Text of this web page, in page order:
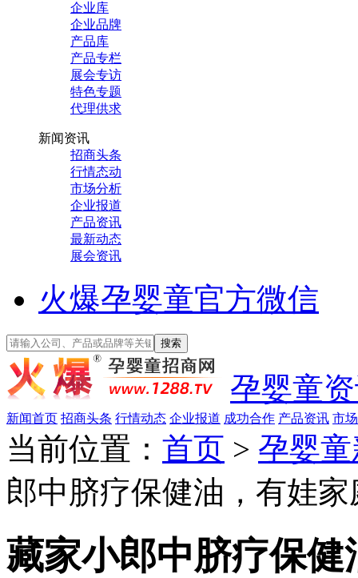
企业库
企业品牌
产品库
产品专栏
展会专访
特色专题
代理供求
新闻资讯
招商头条
行情态动
市场分析
企业报道
产品资讯
最新动态
展会资讯
火爆孕婴童官方微信
孕婴童
新闻首页 招商头条 行情动态 企业报道 成功合作 产品资讯 市
当前位置： 首页 > 孕婴
郎中脐疗保健油，有娃
藏家小郎中脐疗保